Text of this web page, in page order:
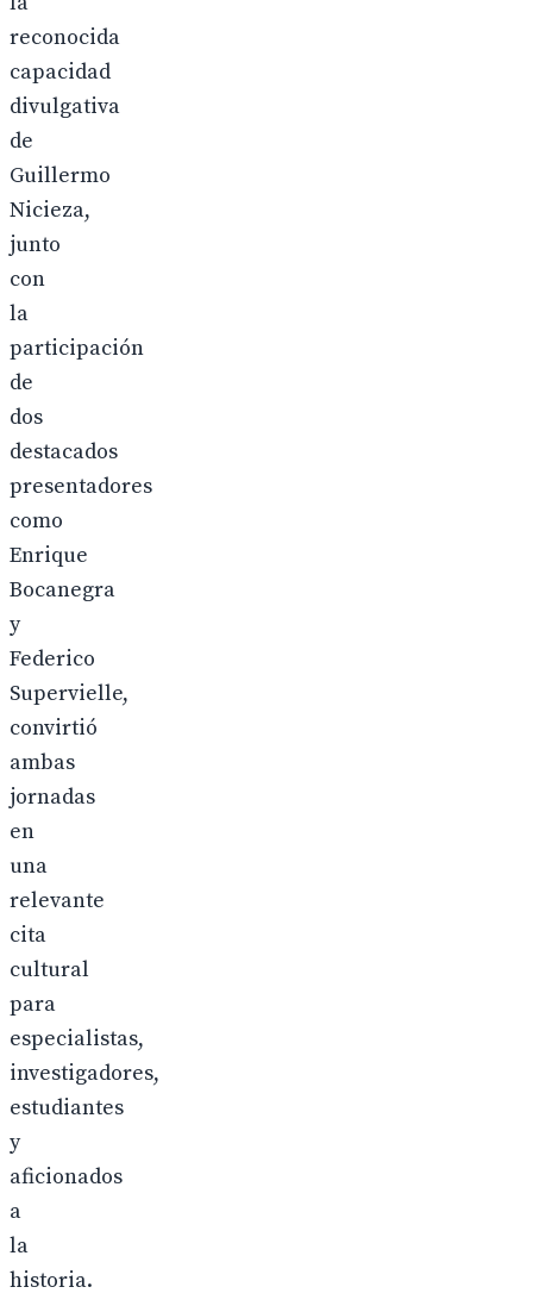
reconocida
capacidad
divulgativa
de
Guillermo
Nicieza,
junto
con
la
participación
de
dos
destacados
presentadores
como
Enrique
Bocanegra
y
Federico
Supervielle,
convirtió
ambas
jornadas
en
una
relevante
cita
cultural
para
especialistas,
investigadores,
estudiantes
y
aficionados
a
la
historia.